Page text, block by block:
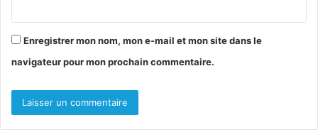
Enregistrer mon nom, mon e-mail et mon site dans le
navigateur pour mon prochain commentaire.